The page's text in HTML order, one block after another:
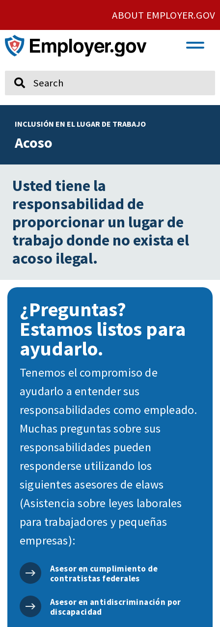
ABOUT EMPLOYER.GOV
INCLUSIÓN EN EL LUGAR DE TRABAJO
Acoso
Usted tiene la
responsabilidad de
proporcionar un lugar de
trabajo donde no exista el
acoso ilegal.
¿Preguntas?
Estamos listos para
ayudarlo.
Tenemos el compromiso de
ayudarlo a entender sus
responsabilidades como empleado.
Muchas preguntas sobre sus
responsabilidades pueden
responderse utilizando los
siguientes asesores de elaws
(Asistencia sobre leyes laborales
para trabajadores y pequeñas
empresas):
Asesor en cumplimiento de
contratistas federales
Asesor en antidiscriminación por
discapacidad